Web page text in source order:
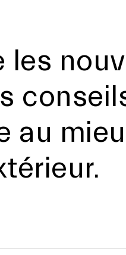
les
au